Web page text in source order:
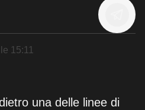
15:11
una delle linee di